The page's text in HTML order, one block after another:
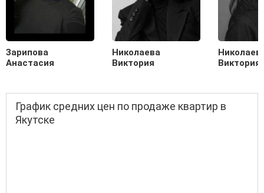
Зарипова
Анастасия
Николаева
Виктория
Виктория
График средних цен по продаже квартир в
Якутске